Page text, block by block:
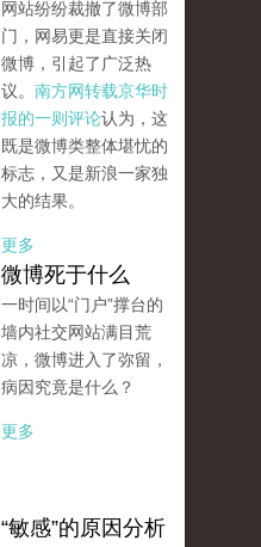
网站纷纷裁撤了微博部
门，网易更是直接关闭
微博，引起了广泛热
议。 南方网转载京华时
报的一则评论认为，这
既是微博类整体堪忧的
标志，又是新浪一家独
大的结果。
更多
微博死于什么
一时间以“门户”撑台的
墙内社交网站满目荒
凉，微博进入了弥留，
病因究竟是什么？
更多
“敏感”的原因分析